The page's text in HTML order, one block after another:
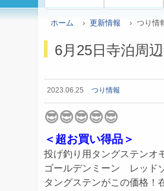
ホーム › 更新情報 › つり情
6月25日寺泊周
2023.06.25 つり情報
😎😎😎😎😎
＜超お買い得品＞
投げ釣り用タングステンオ
ゴールデンミーン レッド
タングステンがこの価格！